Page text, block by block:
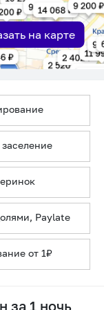
на карте
Paylate
от 1₽
за 1 ночь